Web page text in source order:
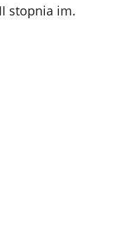
stopnia im.